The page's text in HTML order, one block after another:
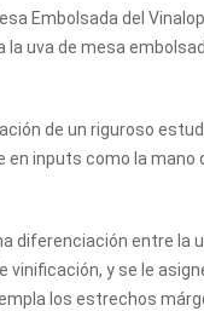
Embolsada del
uva de mesa
de un riguroso
inputs como la mano
diferenciación entre la
y se le
los estrechos